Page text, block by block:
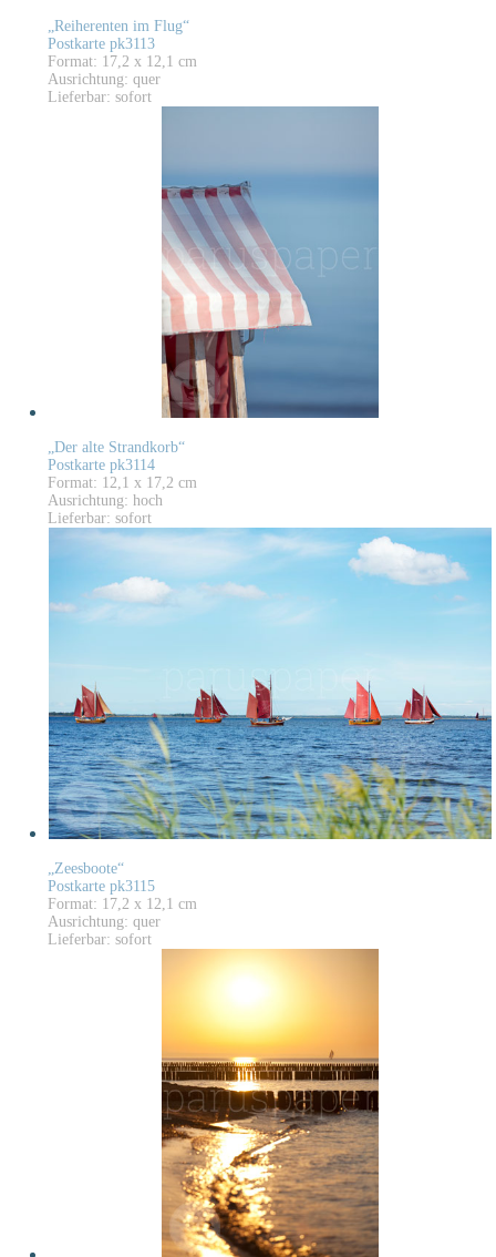
„Reiherenten im Flug“
Postkarte pk3113
Format: 17,2 x 12,1 cm
Ausrichtung: quer
Lieferbar: sofort
„Der alte Strandkorb“
Postkarte pk3114
Format: 12,1 x 17,2 cm
Ausrichtung: hoch
Lieferbar: sofort
„Zeesboote“
Postkarte pk3115
Format: 17,2 x 12,1 cm
Ausrichtung: quer
Lieferbar: sofort